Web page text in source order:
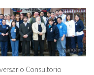
Consultorio